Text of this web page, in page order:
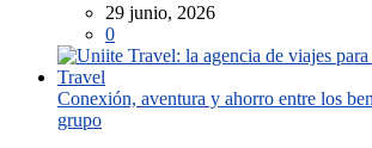
29 junio, 2026
0
Conexión, aventura y ahorro entre los
grupo